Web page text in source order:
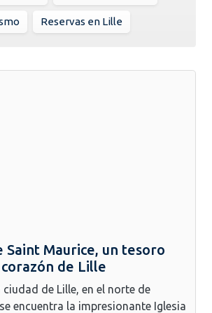
Reservas en Lille
Saint Maurice, un tesoro
de Lille
de Lille, en el norte de
encuentra la impresionante Iglesia